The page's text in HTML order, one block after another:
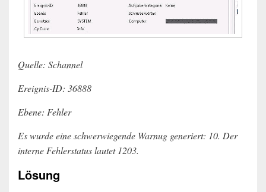
Quelle: Schannel
Ereignis-ID: 36888
Ebene: Fehler
Es wurde eine schwerwiegende Warnug generiert: 10. Der
interne Fehlerstatus lautet 1203.
Lösung